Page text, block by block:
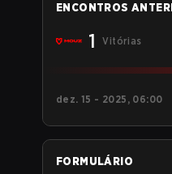
ENCONTROS
1 Vitórias
dez. 15 - 2025, 06:00
FORMULÁRIO